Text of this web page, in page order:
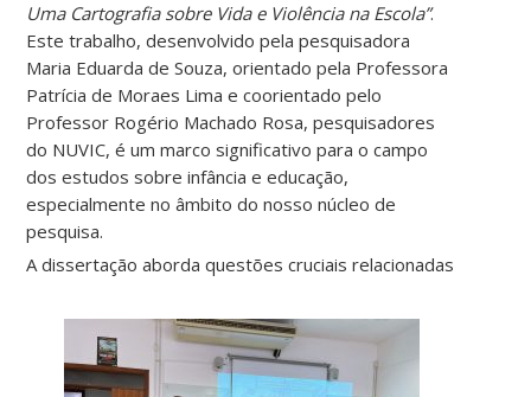
Uma Cartografia sobre Vida e Violência na Escola”.
Este trabalho, desenvolvido pela pesquisadora
Maria Eduarda de Souza, orientado pela Professora
Patrícia de Moraes Lima e coorientado pelo
Professor Rogério Machado Rosa, pesquisadores
do NUVIC, é um marco significativo para o campo
dos estudos sobre infância e educação,
especialmente no âmbito do nosso núcleo de
pesquisa.
A dissertação aborda questões cruciais relacionadas